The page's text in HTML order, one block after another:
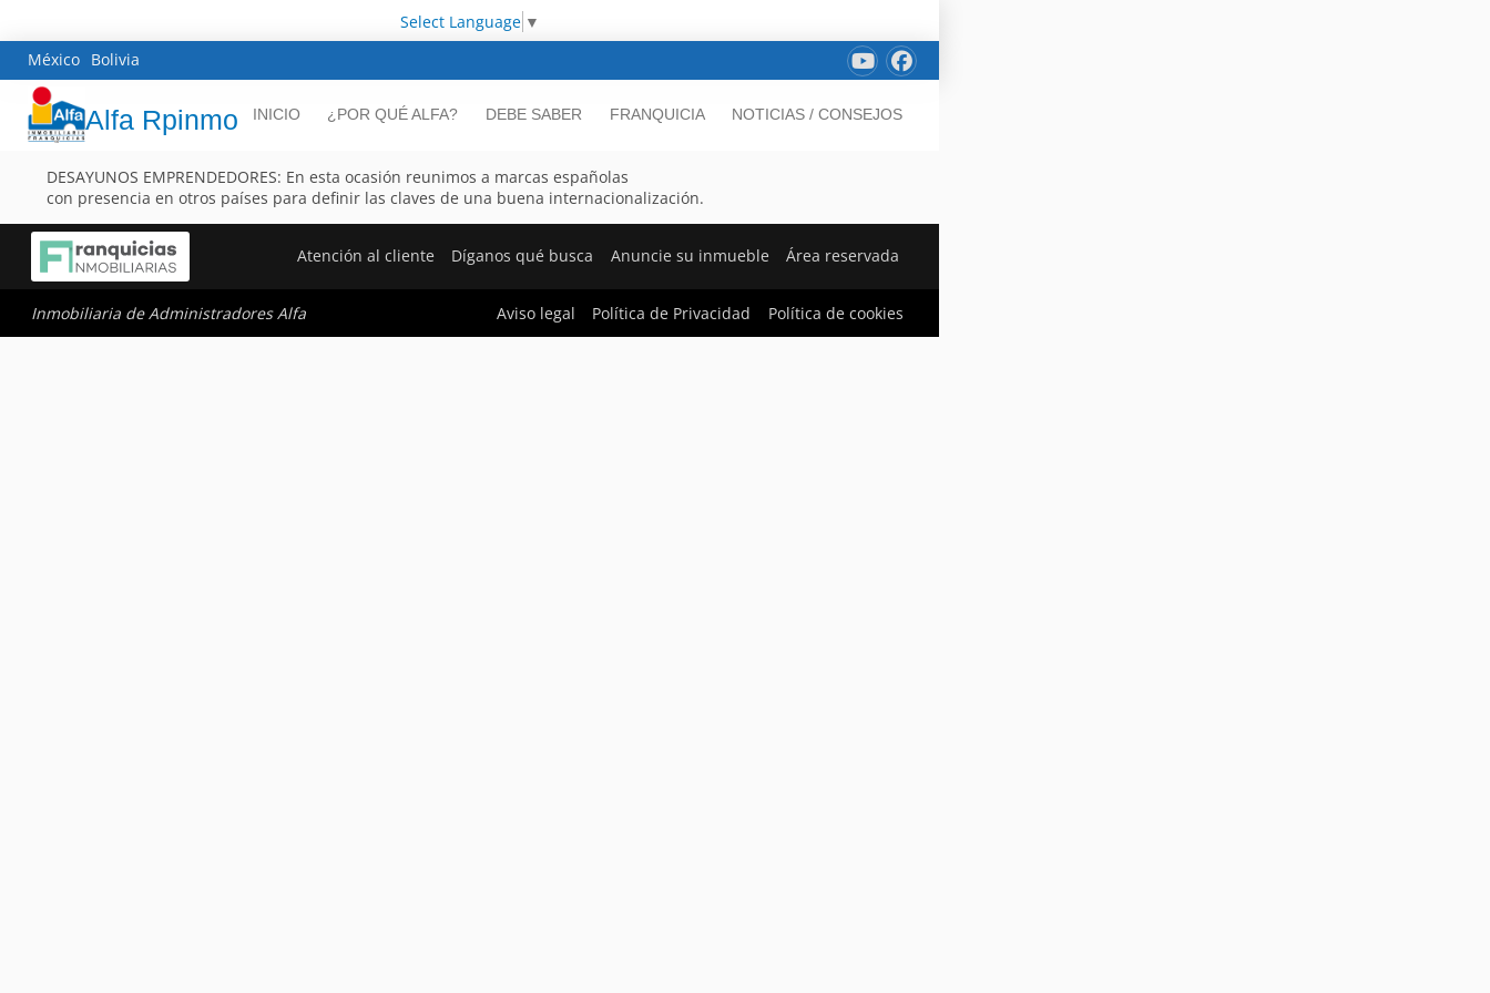
Select Language ▼
México Bolivia
Alfa Rpinmo INICIO ¿POR QUÉ ALFA? DEBE SABER FRANQUICIA NOTICIAS / CONSEJOS
DESAYUNOS EMPRENDEDORES: En esta ocasión reunimos a marcas españolas
con presencia en otros países para definir las claves de una buena internacionalización.
Atención al cliente Díganos qué busca Anuncie su inmueble Área reservada
Inmobiliaria de Administradores Alfa Aviso legal Política de Privacidad Política de cookies